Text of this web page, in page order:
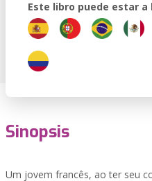
Este libro puede estar a
Sinopsis
Um jovem francês, ao ter seu